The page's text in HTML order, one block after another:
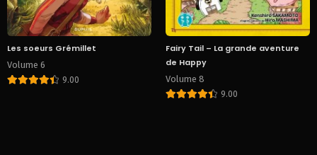
Les soeurs Grémillet
Volume 6
9.00
Fairy Tail – La grande aventure
de Happy
Volume 8
9.00